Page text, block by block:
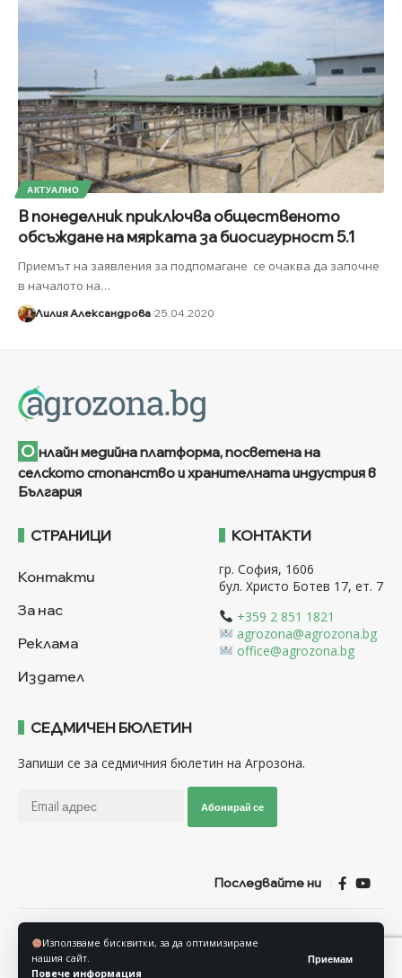
Използваме бисквитки, за да оптимизираме
нашия сайт.
Повече информация
Приемам
АКТУАЛНО
В понеделник приключва общественото
обсъждане на мярката за биосигурност 5.1
Приемът на заявления за подпомагане се очаква да започне
в началото на…
Лилия Александрова 25.04.2020
О нлайн медийна платформа, посветена на
селското стопанство и хранителната индустрия в
България
СТРАНИЦИ
Контакти
За нас
Реклама
Издател
КОНТАКТИ
гр. София, 1606
бул. Христо Ботев 17, ет. 7
+359 2 851 1821
agrozona@agrozona.bg
office@agrozona.bg
СЕДМИЧЕН БЮЛЕТИН
Запиши се за седмичния бюлетин на Агрозона.
Абонирай се
Последвайте ни
Политика за защита на личните данни